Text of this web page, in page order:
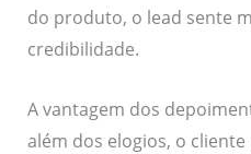
do produto, o lead sente
credibilidade.
A vantagem dos
além dos elogios, o